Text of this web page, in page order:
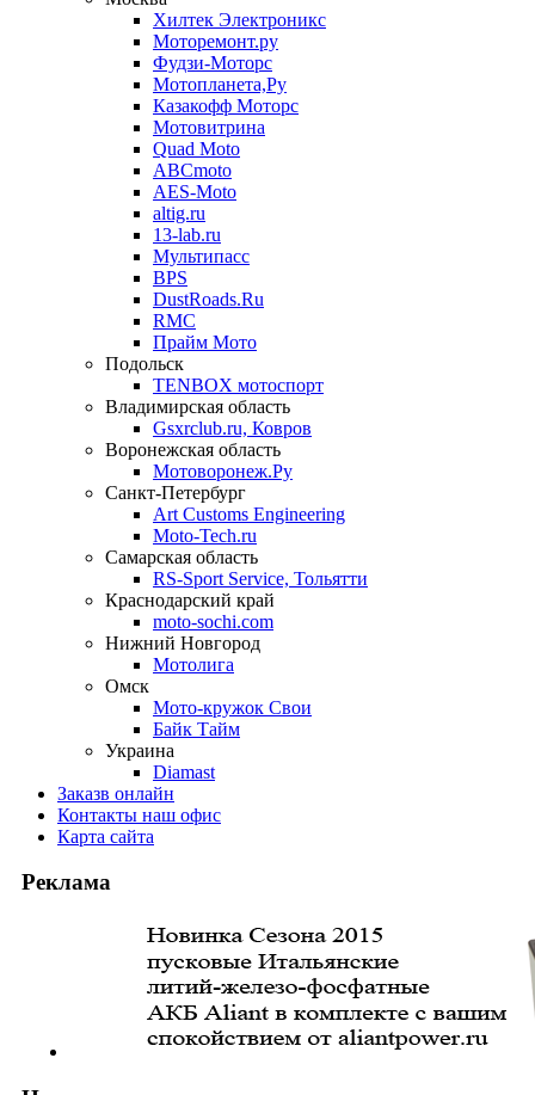
Хилтек Электроникс
Моторемонт.ру
Фудзи-Моторс
Мотопланета,Ру
Казакофф Моторс
Мотовитрина
Quad Moto
ABCmoto
AES-Moto
altig.ru
13-lab.ru
Мультипасс
BPS
DustRoads.Ru
RMC
Прайм Мото
Подольск
TENBOX мотоспорт
Владимирская область
Gsxrclub.ru, Ковров
Воронежская область
Мотоворонеж.Ру
Санкт-Петербург
Art Customs Engineering
Moto-Tech.ru
Самарская область
RS-Sport Service, Тольятти
Краснодарский край
moto-sochi.com
Нижний Новгород
Мотолига
Омск
Мото-кружок Свои
Байк Тайм
Украина
Diamast
Заказв онлайн
Контакты наш офис
Карта сайта
Реклама